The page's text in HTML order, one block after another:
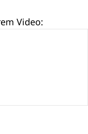
Video: